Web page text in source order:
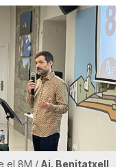
el 8M / Aj. Benitatxell